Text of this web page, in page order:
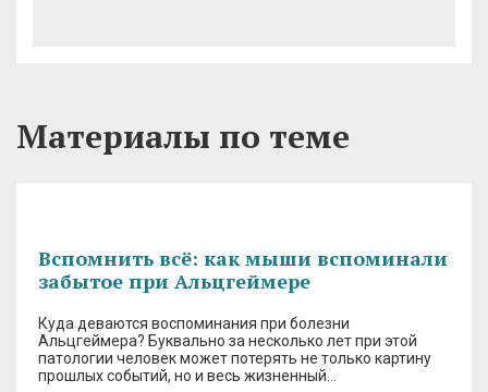
Материалы по теме
Вспомнить всё: как мыши вспоминали
забытое при Альцгеймере
Куда деваются воспоминания при болезни
Альцгеймера? Буквально за несколько лет при этой
патологии человек может потерять не только картину
прошлых событий, но и весь жизненный…